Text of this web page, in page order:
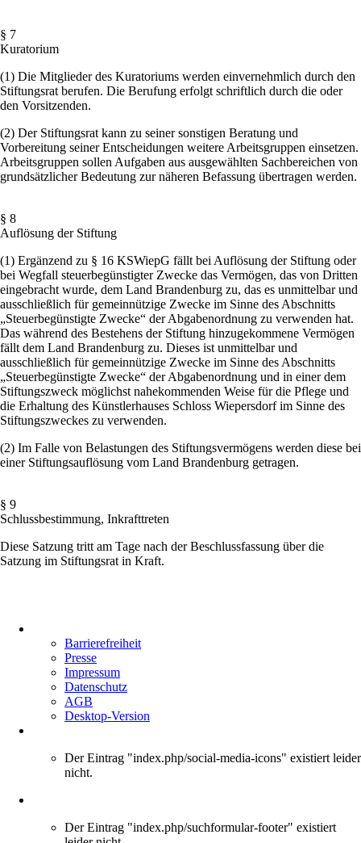
§ 7
Kuratorium
(1) Die Mitglieder des Kuratoriums werden einvernehmlich durch den
Stiftungsrat berufen. Die Berufung erfolgt schriftlich durch die oder
den Vorsitzenden.
(2) Der Stiftungsrat kann zu seiner sonstigen Beratung und
Vorbereitung seiner Entscheidungen weitere Arbeitsgruppen einsetzen.
Arbeitsgruppen sollen Aufgaben aus ausgewählten Sachbereichen von
grundsätzlicher Bedeutung zur näheren Befassung übertragen werden.
§ 8
Auflösung der Stiftung
(1) Ergänzend zu § 16 KSWiepG fällt bei Auflösung der Stiftung oder
bei Wegfall steuerbegünstigter Zwecke das Vermögen, das von Dritten
eingebracht wurde, dem Land Brandenburg zu, das es unmittelbar und
ausschließlich für gemeinnützige Zwecke im Sinne des Abschnitts
„Steuerbegünstigte Zwecke“ der Abgabenordnung zu verwenden hat.
Das während des Bestehens der Stiftung hinzugekommene Vermögen
fällt dem Land Brandenburg zu. Dieses ist unmittelbar und
ausschließlich für gemeinnützige Zwecke im Sinne des Abschnitts
„Steuerbegünstigte Zwecke“ der Abgabenordnung und in einer dem
Stiftungszweck möglichst nahekommenden Weise für die Pflege und
die Erhaltung des Künstlerhauses Schloss Wiepersdorf im Sinne des
Stiftungszweckes zu verwenden.
(2) Im Falle von Belastungen des Stiftungsvermögens werden diese bei
einer Stiftungsauflösung vom Land Brandenburg getragen.
§ 9
Schlussbestimmung, Inkrafttreten
Diese Satzung tritt am Tage nach der Beschlussfassung über die
Satzung im Stiftungsrat in Kraft.
überspringen
Barrierefreiheit
Presse
Impressum
Datenschutz
AGB
Desktop-Version
Der Eintrag "index.php/social-media-icons" existiert leider
nicht.
Der Eintrag "index.php/suchformular-footer" existiert